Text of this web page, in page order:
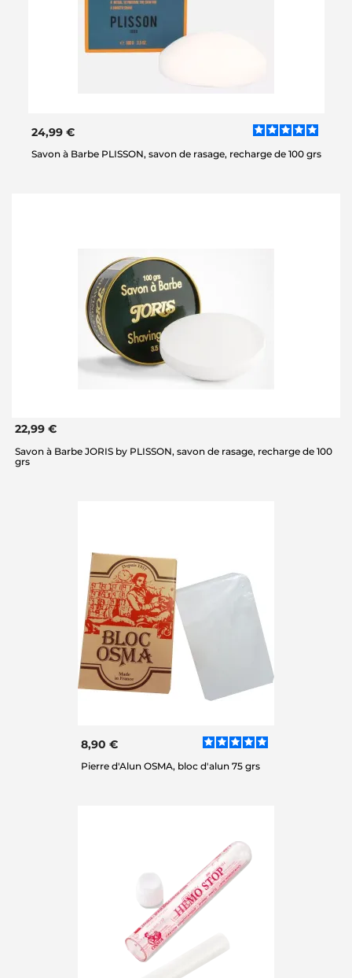
24,99 €
Savon à Barbe PLISSON, savon de rasage, recharge de 100 grs
22,99 €
Savon à Barbe JORIS by PLISSON, savon de rasage, recharge de 100
grs
8,90 €
Pierre d'Alun OSMA, bloc d'alun 75 grs